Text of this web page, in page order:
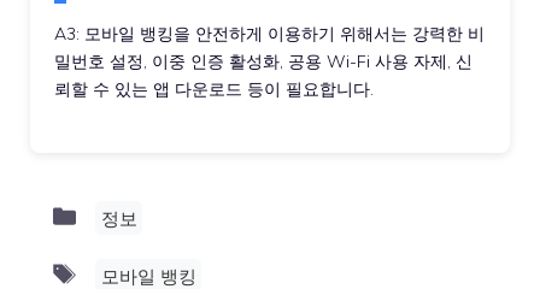
A3: 모바일 뱅킹을 안전하게 이용하기 위해서는 강력한 비
밀번호 설정, 이중 인증 활성화, 공용 Wi-Fi 사용 자제, 신
뢰할 수 있는 앱 다운로드 등이 필요합니다.
Categories
정보
Tags
모바일 뱅킹